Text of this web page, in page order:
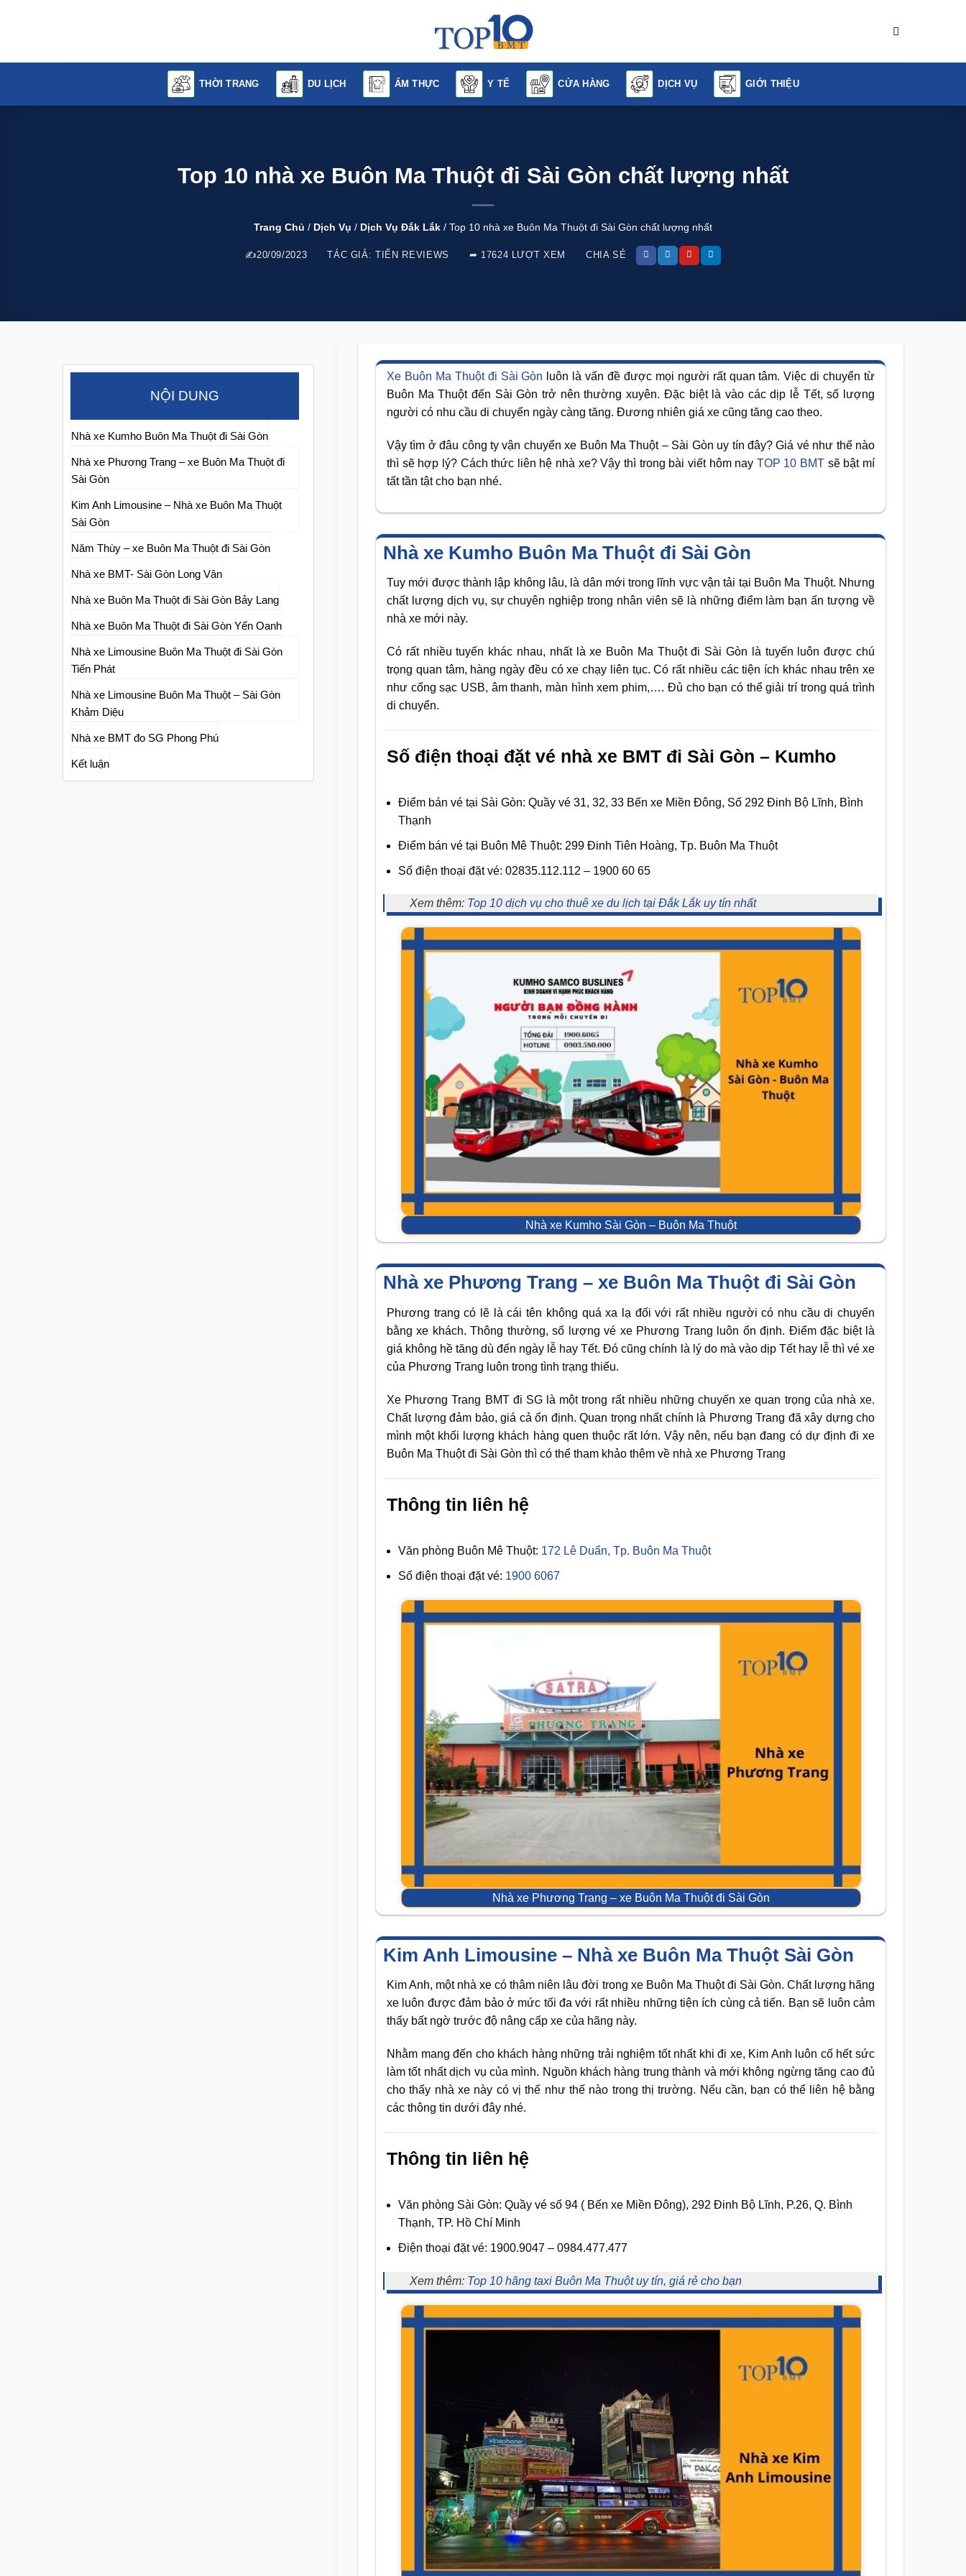
THỜI TRANG DU LỊCH ẨM THỰC Y TẾ CỬA HÀNG DỊCH VỤ GIỚI THIỆU
Top 10 nhà xe Buôn Ma Thuột đi Sài Gòn chất lượng nhất
Trang Chủ / Dịch Vụ / Dịch Vụ Đắk Lắk / Top 10 nhà xe Buôn Ma Thuột đi Sài Gòn chất lượng nhất
20/09/2023 TÁC GIẢ:TIẾN REVIEWS 17624 LƯỢT XEM CHIA SẺ
NỘI DUNG
Nhà xe Kumho Buôn Ma Thuột đi Sài Gòn
Nhà xe Phương Trang – xe Buôn Ma Thuột đi
Sài Gòn
Kim Anh Limousine – Nhà xe Buôn Ma Thuột
Sài Gòn
Năm Thùy – xe Buôn Ma Thuột đi Sài Gòn
Nhà xe BMT- Sài Gòn Long Vân
Nhà xe Buôn Ma Thuột đi Sài Gòn Bảy Lang
Nhà xe Buôn Ma Thuột đi Sài Gòn Yến Oanh
Nhà xe Limousine Buôn Ma Thuột đi Sài Gòn
Tiến Phát
Nhà xe Limousine Buôn Ma Thuột – Sài Gòn
Khảm Diệu
Nhà xe BMT đo SG Phong Phú
Kết luận
Xe Buôn Ma Thuột đi Sài Gòn luôn là vấn đề được mọi người rất quan tâm. Việc di chuyển từ
Buôn Ma Thuột đến Sài Gòn trở nên thường xuyên. Đặc biệt là vào các dịp lễ Tết, số lượng
người có nhu cầu di chuyển ngày càng tăng. Đương nhiên giá xe cũng tăng cao theo.
Vậy tìm ở đâu công ty vận chuyển xe Buôn Ma Thuột – Sài Gòn uy tín đây? Giá vé như thế nào
thì sẽ hợp lý? Cách thức liên hệ nhà xe? Vậy thì trong bài viết hôm nay TOP 10 BMT sẽ bật mí
tất tần tật cho bạn nhé.
Nhà xe Kumho Buôn Ma Thuột đi Sài Gòn
Tuy mới được thành lập không lâu, là dân mới trong lĩnh vực vận tải tại Buôn Ma Thuột. Nhưng
chất lượng dịch vụ, sự chuyên nghiệp trong nhân viên sẽ là những điểm làm bạn ấn tượng về
nhà xe mới này.
Có rất nhiều tuyến khác nhau, nhất là xe Buôn Ma Thuột đi Sài Gòn là tuyến luôn được chú
trọng quan tâm, hàng ngày đều có xe chạy liên tục. Có rất nhiều các tiện ích khác nhau trên xe
như cổng sạc USB, âm thanh, màn hình xem phim,…. Đủ cho bạn có thể giải trí trong quá trình
di chuyển.
Số điện thoại đặt vé nhà xe BMT đi Sài Gòn – Kumho
Điểm bán vé tại Sài Gòn: Quầy vé 31, 32, 33 Bến xe Miền Đông, Số 292 Đinh Bộ Lĩnh, Bình
Thạnh
Điểm bán vé tại Buôn Mê Thuột: 299 Đinh Tiên Hoàng, Tp. Buôn Ma Thuột
Số điện thoại đặt vé: 02835.112.112 – 1900 60 65
Xem thêm: Top 10 dịch vụ cho thuê xe du lịch tại Đắk Lắk uy tín nhất
Nhà xe Kumho Sài Gòn – Buôn Ma Thuột
Nhà xe Phương Trang – xe Buôn Ma Thuột đi Sài Gòn
Phương trang có lẽ là cái tên không quá xa lạ đối với rất nhiều người có nhu cầu di chuyển
bằng xe khách. Thông thường, số lượng vé xe Phương Trang luôn ổn định. Điểm đặc biệt là
giá không hề tăng dù đến ngày lễ hay Tết. Đó cũng chính là lý do mà vào dịp Tết hay lễ thì vé xe
của Phương Trang luôn trong tình trạng thiếu.
Xe Phương Trang BMT đi SG là một trong rất nhiều những chuyến xe quan trọng của nhà xe.
Chất lượng đảm bảo, giá cả ổn định. Quan trọng nhất chính là Phương Trang đã xây dựng cho
mình một khối lượng khách hàng quen thuộc rất lớn. Vậy nên, nếu bạn đang có dự định đi xe
Buôn Ma Thuột đi Sài Gòn thì có thể tham khảo thêm về nhà xe Phương Trang
Thông tin liên hệ
Văn phòng Buôn Mê Thuột: 172 Lê Duẩn, Tp. Buôn Ma Thuột
Số điện thoại đặt vé: 1900 6067
Nhà xe Phương Trang – xe Buôn Ma Thuột đi Sài Gòn
Kim Anh Limousine – Nhà xe Buôn Ma Thuột Sài Gòn
Kim Anh, một nhà xe có thâm niên lâu đời trong xe Buôn Ma Thuột đi Sài Gòn. Chất lượng hãng
xe luôn được đảm bảo ở mức tối đa với rất nhiều những tiện ích cùng cả tiến. Bạn sẽ luôn cảm
thấy bất ngờ trước độ nâng cấp xe của hãng này.
Nhằm mang đến cho khách hàng những trải nghiệm tốt nhất khi đi xe, Kim Anh luôn cố hết sức
làm tốt nhất dịch vụ của mình. Nguồn khách hàng trung thành và mới không ngừng tăng cao đủ
cho thấy nhà xe này có vị thế như thế nào trong thị trường. Nếu cần, bạn có thể liên hệ bằng
các thông tin dưới đây nhé.
Thông tin liên hệ
Văn phòng Sài Gòn: Quầy vé số 94 ( Bến xe Miền Đông), 292 Đinh Bộ Lĩnh, P.26, Q. Bình
Thạnh, TP. Hồ Chí Minh
Điện thoại đặt vé: 1900.9047 – 0984.477.477
Xem thêm: Top 10 hãng taxi Buôn Ma Thuột uy tín, giá rẻ cho bạn